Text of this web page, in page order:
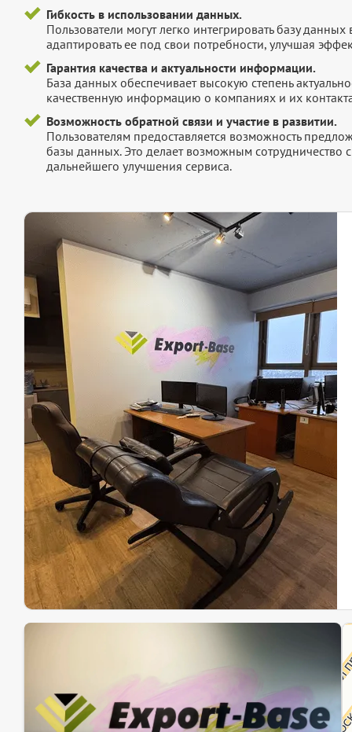
Гибкость в использовании данных.
Пользователи могут легко интегрировать базу
адаптировать ее под свои потребности, улучшая
Гарантия качества и актуальности информации.
База данных обеспечивает высокую степень
качественную информацию о компаниях и их
Возможность обратной связи и участие в развитии.
Пользователям предоставляется возможность
базы данных. Это делает возможным сотрудничество
дальнейшего улучшения сервиса.